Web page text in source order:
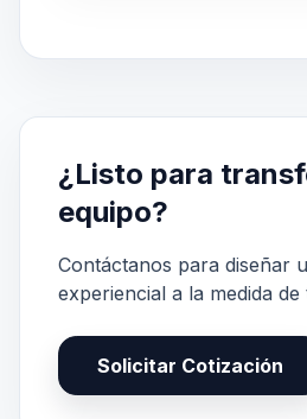
¿Listo para
equipo?
Contáctanos para diseñar
experiencial a la medida de
Solicitar Cotización